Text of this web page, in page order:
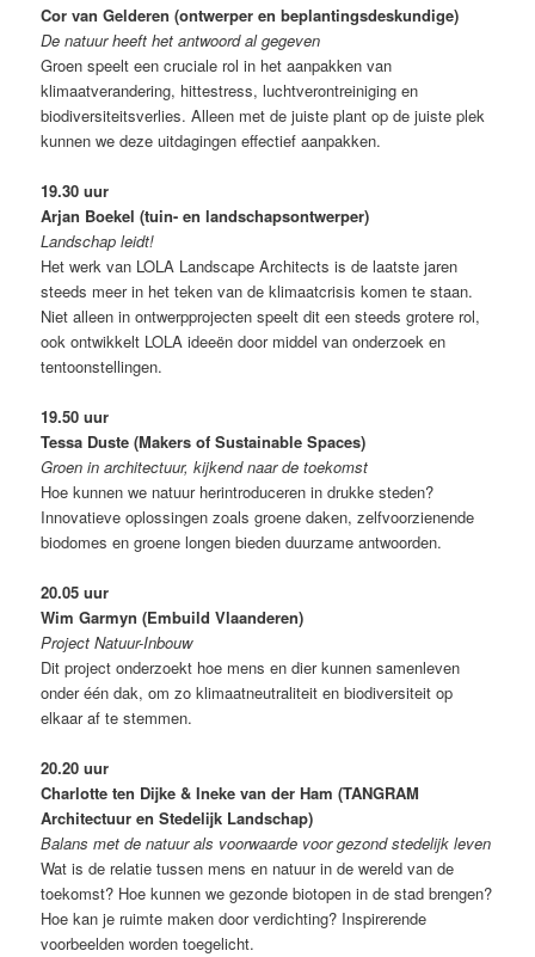
Cor van Gelderen (ontwerper en beplantingsdeskundige)
De natuur heeft het antwoord al gegeven
Groen speelt een cruciale rol in het aanpakken van
klimaatverandering, hittestress, luchtverontreiniging en
biodiversiteitsverlies. Alleen met de juiste plant op de juiste plek
kunnen we deze uitdagingen effectief aanpakken.
19.30 uur
Arjan Boekel (tuin- en landschapsontwerper)
Landschap leidt!
Het werk van LOLA Landscape Architects is de laatste jaren
steeds meer in het teken van de klimaatcrisis komen te staan.
Niet alleen in ontwerpprojecten speelt dit een steeds grotere rol,
ook ontwikkelt LOLA ideeën door middel van onderzoek en
tentoonstellingen.
19.50 uur
Tessa Duste (Makers of Sustainable Spaces)
Groen in architectuur, kijkend naar de toekomst
Hoe kunnen we natuur herintroduceren in drukke steden?
Innovatieve oplossingen zoals groene daken, zelfvoorzienende
biodomes en groene longen bieden duurzame antwoorden.
20.05 uur
Wim Garmyn (Embuild Vlaanderen)
Project Natuur-Inbouw
Dit project onderzoekt hoe mens en dier kunnen samenleven
onder één dak, om zo klimaatneutraliteit en biodiversiteit op
elkaar af te stemmen.
20.20 uur
Charlotte ten Dijke & Ineke van der Ham (TANGRAM
Architectuur en Stedelijk Landschap)
Balans met de natuur als voorwaarde voor gezond stedelijk leven
Wat is de relatie tussen mens en natuur in de wereld van de
toekomst? Hoe kunnen we gezonde biotopen in de stad brengen?
Hoe kan je ruimte maken door verdichting? Inspirerende
voorbeelden worden toegelicht.